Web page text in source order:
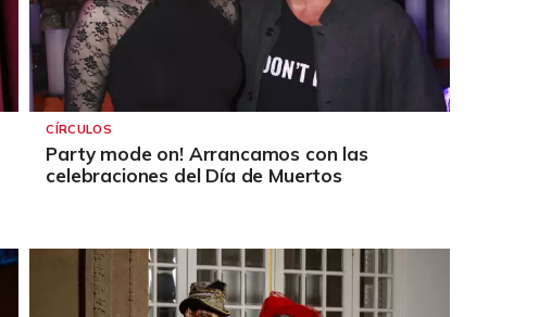
CÍRCULOS
Party mode on! Arrancamos con las
celebraciones del Día de Muertos